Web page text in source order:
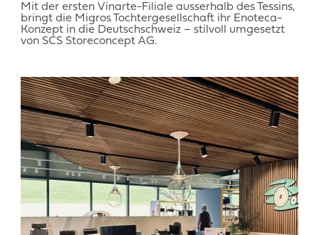
Mit der ersten Vinarte-Filiale ausserhalb des Tessins,
bringt die Migros Tochtergesellschaft ihr Enoteca-
Konzept in die Deutschschweiz – stilvoll umgesetzt
von SCS Storeconcept AG.